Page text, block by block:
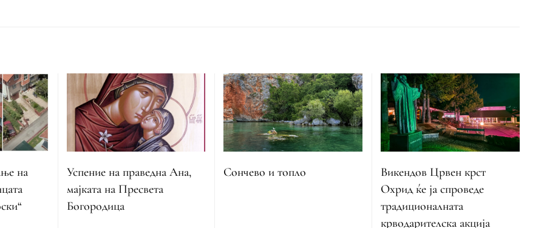
на
Успение на праведна Ана,
мајката на Пресвета
Богородица
Сончево и топло
Викендов Црвен крст
Охрид ќе ја спроведе
традиционалната
крводарителска акција